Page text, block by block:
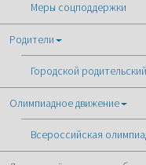
Меры соцподдержки
Родители
Городской
Олимпиадное движение
Всероссийская